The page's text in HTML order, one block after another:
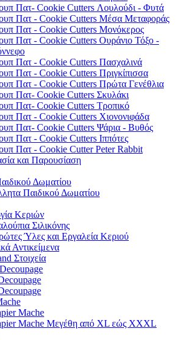
Πατ- Cookie Cutters Λουλούδι - Φυτά
Πατ - Cookie Cutters Μέσα Μεταφοράς
Πατ - Cookie Cutters Μονόκερος
Πατ - Cookie Cutters Ουράνιο Τόξο -
Πατ - Cookie Cutters Πασχαλινά
Πατ - Cookie Cutters Πριγκίπισσα
Πατ - Cookie Cutters Πρώτα Γενέθλια
Πατ- Cookie Cutters Σκυλάκι
Πατ- Cookie Cutters Τροπικό
Πατ - Cookie Cutters Χιονονιφάδα
Πατ- Cookie Cutters Ψάρια - Βυθός
Πατ - Cookie Cutters Ιππότες
Πατ - Cookie Cutter Peter Rabbit
και Παρουσίαση
Δωματίου
Παιδικού Δωματίου
Κεριών
Σιλικόνης
Ύλες και Εργαλεία Κεριού
Αντικείμενα
Στοιχεία
Mache
Mache Μεγέθη από XL εώς XXXL